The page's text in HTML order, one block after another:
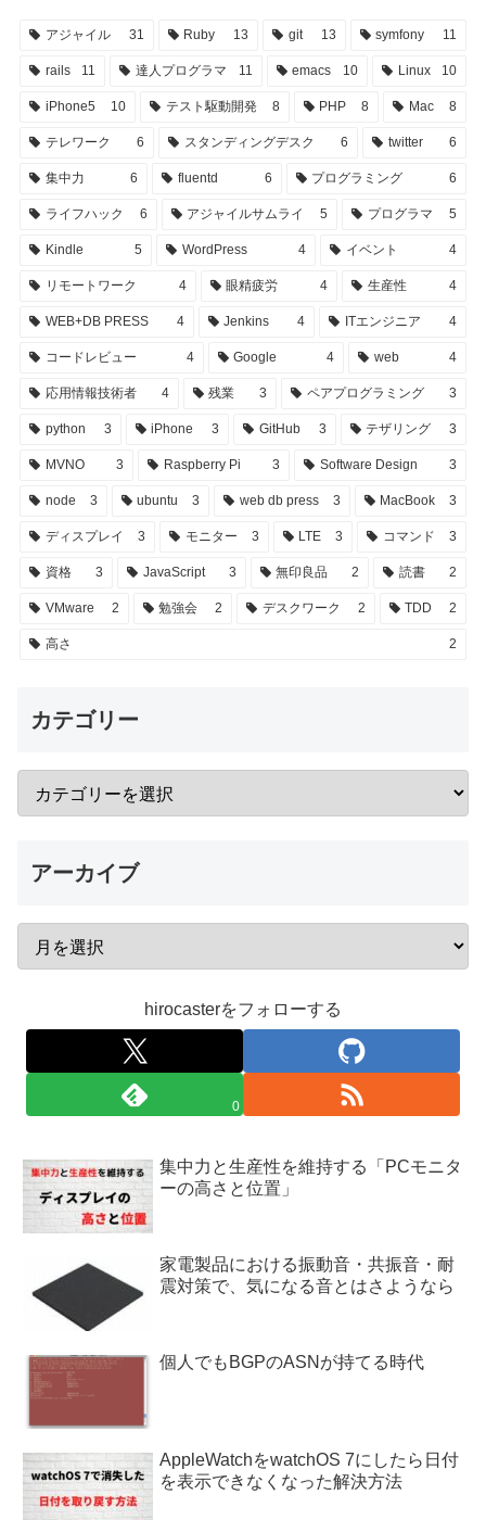
アジャイル 31 Ruby 13 git 13 symfony 11
rails 11 達人プログラマ 11 emacs 10 Linux 10
iPhone5 10 テスト駆動開発 8 PHP 8 Mac 8
テレワーク 6 スタンディングデスク 6 twitter 6
集中力 6 fluentd 6 プログラミング 6
ライフハック 6 アジャイルサムライ 5 プログラマ 5
Kindle 5 WordPress 4 イベント 4
リモートワーク 4 眼精疲労 4 生産性 4
WEB+DB PRESS 4 Jenkins 4 ITエンジニア 4
コードレビュー 4 Google 4 web 4
応用情報技術者 4 残業 3 ペアプログラミング 3
python 3 iPhone 3 GitHub 3 テザリング 3
MVNO 3 Raspberry Pi 3 Software Design 3
node 3 ubuntu 3 web db press 3 MacBook 3
ディスプレイ 3 モニター 3 LTE 3 コマンド 3
資格 3 JavaScript 3 無印良品 2 読書 2
VMware 2 勉強会 2 デスクワーク 2 TDD 2
高さ 2
カテゴリー
アーカイブ
hirocasterをフォローする
0
集中力と生産性を維持する「PCモニタ
ーの高さと位置」
家電製品における振動音・共振音・耐
震対策で、気になる音とはさようなら
個人でもBGPのASNが持てる時代
AppleWatchをwatchOS 7にしたら日付
を表示できなくなった解決方法